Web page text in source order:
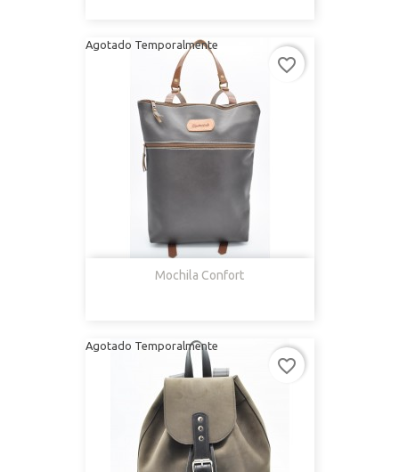
Mochila Confort
Agotado Temporalmente
favorite_border
Agotado Temporalmente
favorite_border